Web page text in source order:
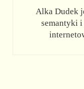
Alka Dudek
semantyki i